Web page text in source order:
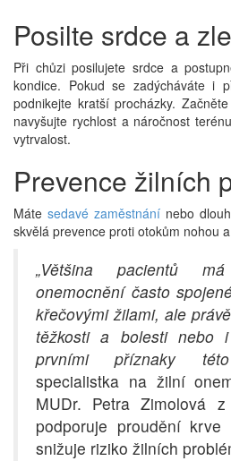
Posilte srdce a
Při chůzi posilujete srdce a
kondice. Pokud se zadýcháváte i
podnikejte kratší procházky.
navyšujte rychlost a náročnost
vytrvalost.
Prevence žilních
Mátesedavé zaměstnání nebo
skvělá prevence proti otokům nohou
„Většina pacientů
onemocnění často
křečovými žilami, ale
těžkosti a bolesti nebo
prvními příznaky
specialistka na žilní
MUDr. Petra Zimolová
podporuje proudění
snižuje riziko žilních